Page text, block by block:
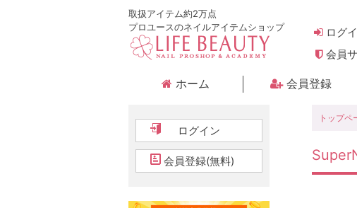
取扱アイテム約2万点
プロユースのネイルアイテムショップ
ログ
会員
ホーム 会員登録
トップペ
ログイン
会員登録(無料)